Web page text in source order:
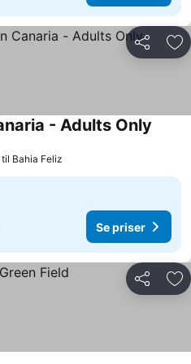
Del
- Adults Only
til Bahia Feliz
Se priser
Del